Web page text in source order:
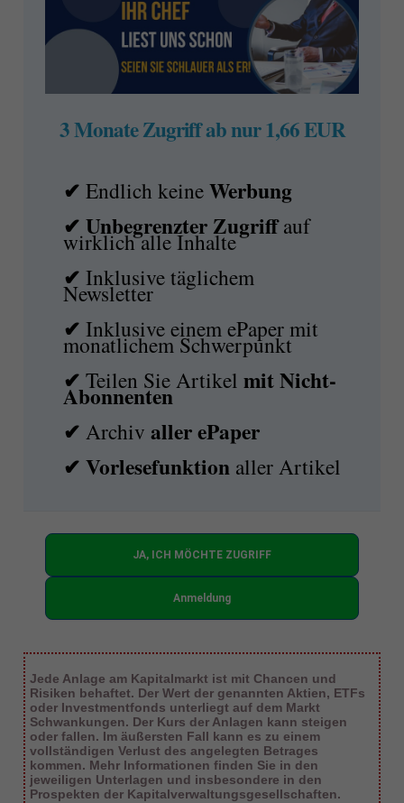
3 Monate Zugriff ab nur 1,66 EUR
✔Endlich keineWerbung
✔ Unbegrenzter Zugriffauf
wirklich alle Inhalte
✔Inklusive täglichem
Newsletter
✔Inklusive einem ePaper mit
monatlichem Schwerpunkt
✔Teilen Sie ArtikelmitNicht-
Abonnenten
✔Archivaller ePaper
✔Vorlesefunktion aller Artikel
JA, ICH MÖCHTE ZUGRIFF
Anmeldung
Jede Anlage am Kapitalmarkt ist mit Chancen und
Risiken behaftet. Der Wert der genannten Aktien, ETFs
oder Investmentfonds unterliegt auf dem Markt
Schwankungen. Der Kurs der Anlagen kann steigen
oder fallen. Im äußersten Fall kann es zu einem
vollständigen Verlust des angelegten Betrages
kommen. Mehr Informationen finden Sie in den
jeweiligen Unterlagen und insbesondere in den
Prospekten der Kapitalverwaltungsgesellschaften.